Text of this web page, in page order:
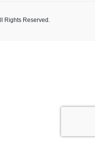
Rights Reserved.